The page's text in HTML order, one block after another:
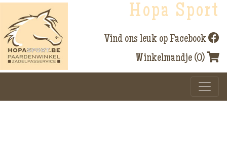
Hopa Sport
Vind ons leuk op Facebook
Winkelmandje (0)